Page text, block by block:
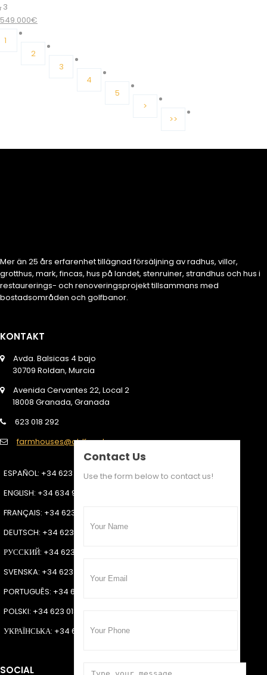
3
1
2
3
4
5
>
>>
Mer än 25 års erfarenhet tillägnad försäljning av radhus, villor,
grotthus, mark, fincas, hus på landet, stenruiner, strandhus och hus i
restaurerings- och renoveringsprojekt tillsammans med
bostadsområden och golfbanor.
KONTAKT
Avda. Balsicas 4 bajo
30709 Roldan, Murcia
Avenida Cervantes 22, Local 2
18008 Granada, Granada
623 018 292
farmhouses@oldfarmhouses.es
ESPAÑOL: +34 623 018 292
ENGLISH: +34 634 930 323
FRANÇAIS: +34 623 018 292
DEUTSCH: +34 623 018 292
РУССКИЙ: +34 623 018 292
SVENSKA: +34 623 018 292
PORTUGUÊS: +34 623 018 292
POLSKI: +34 623 018 292
УКРАЇНСЬКА: +34 623 018 292
SOCIAL
Contact Us
Use the form below to contact us!